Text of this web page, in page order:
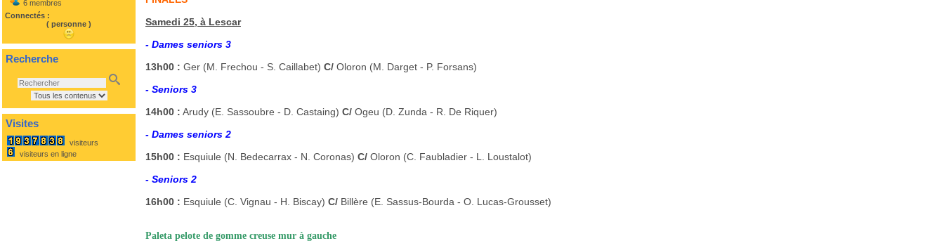
6 membres
Connectés :
( personne )
Recherche
Visites
visiteurs
visiteurs en ligne
Samedi 25, à Lescar
- Dames seniors 3
13h00 : Ger (M. Frechou - S. Caillabet) C/ Oloron (M. Darget - P. Forsans)
- Seniors 3
14h00 : Arudy (E. Sassoubre - D. Castaing) C/ Ogeu (D. Zunda - R. De Riquer)
- Dames seniors 2
15h00 : Esquiule (N. Bedecarrax - N. Coronas) C/ Oloron (C. Faubladier - L. Loustalot)
- Seniors 2
16h00 : Esquiule (C. Vignau - H. Biscay) C/ Billère (E. Sassus-Bourda - O. Lucas-Grousset)
Paleta pelote de gomme creuse mur à gauche